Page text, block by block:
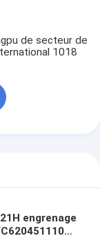
de secteur de
1018
engrenage